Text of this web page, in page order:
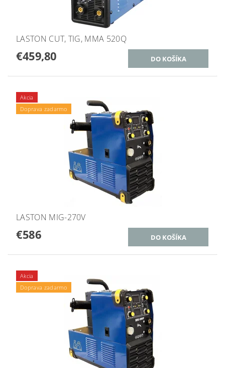
LASTON CUT, TIG, MMA 520Q
€459,80
Akcia
Doprava zadarmo
LASTON MIG-270V
€586
Akcia
Doprava zadarmo